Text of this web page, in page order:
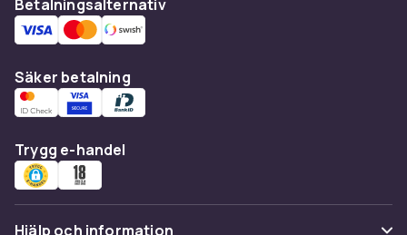
online med snabb leverans och tryggt köp.
Hitta flerköksredskap
Betalningsalternativ
Säker betalning
Trygg e-handel
Hjälp och information